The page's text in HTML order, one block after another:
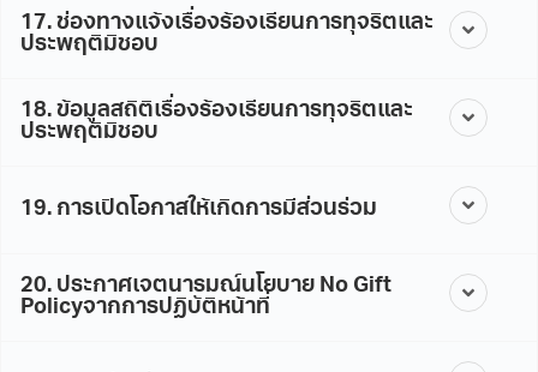
17. ช่องทางแจ้งเรื่องร้องเรียนการทุจริตและ
ประพฤติมิชอบ
18. ข้อมูลสถิติเรื่องร้องเรียนการทุจริตและ
ประพฤติมิชอบ
19. การเปิดโอกาสให้เกิดการมีส่วนร่วม
20. ประกาศเจตนารมณ์นโยบาย No Gift
Policyจากการปฏิบัติหน้าที่